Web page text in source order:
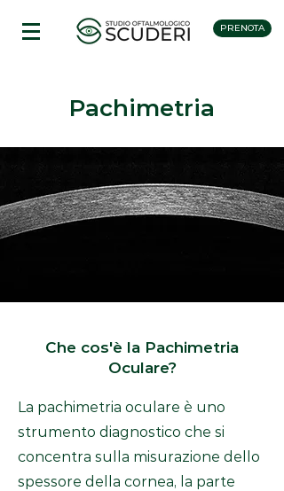
PRENOTA
Pachimetria
Che cos'è la Pachimetria
Oculare?
La pachimetria oculare è uno
strumento diagnostico che si
concentra sulla misurazione dello
spessore della cornea, la parte